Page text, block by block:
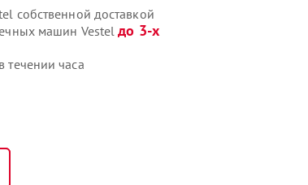
собственной доставкой
машин Vestelдо 3-х
часа